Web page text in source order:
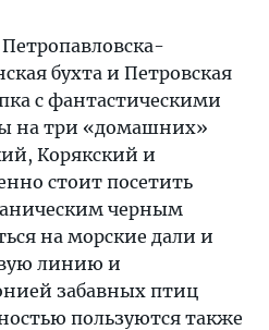
бухта и Петровская
с фантастическими
на три «домашних»
Корякский и
стоит посетить
черным
на морские дали и
линию и
забавных птиц
пользуются также